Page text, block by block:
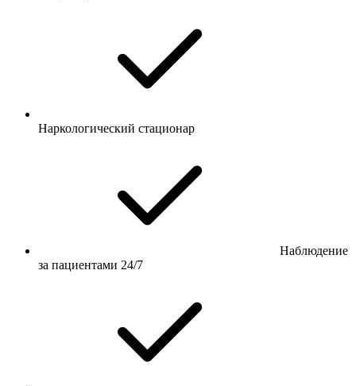
Наркологический стационар
Наблюдение
за пациентами 24/7